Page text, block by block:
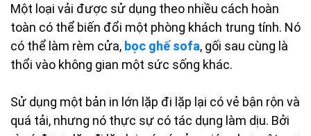
Một loại vải được sử dụng theo nhiều cách hoàn
toàn có thể biến đổi một phòng khách trung tính. Nó
có thể làm rèm cửa, bọc ghế sofa, gối sau cùng là
thổi vào không gian một sức sống khác.
Sử dụng một bản in lớn lặp đi lặp lại có vẻ bận rộn và
quá tải, nhưng nó thực sự có tác dụng làm dịu. Bởi